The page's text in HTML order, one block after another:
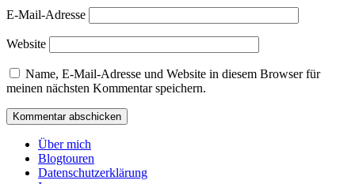
E-Mail-Adresse
Website
Name, E-Mail-Adresse und Website in diesem Browser für
meinen nächsten Kommentar speichern.
Über mich
Blogtouren
Datenschutzerklärung